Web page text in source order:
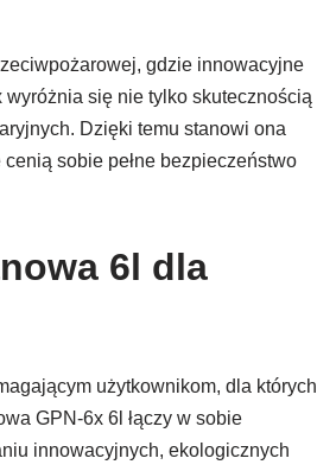
gdzie innowacyjne
się nie tylko skutecznością
Dzięki temu stanowi ona
sobie pełne bezpieczeństwo
6l dla
użytkownikom, dla których
GPN-6x 6l łączy w sobie
innowacyjnych, ekologicznych